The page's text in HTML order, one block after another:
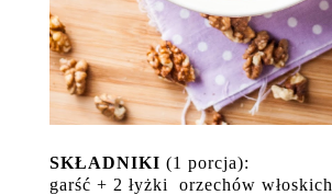
SKŁADNIKI (1 porcja):
garść + 2 łyżki orzechów włoskich